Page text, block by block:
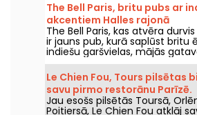
The Bell Paris, britu pubs ar
akcentiem Halles rajonā
The Bell Paris, kas atvēra
ir jauns pub, kurā saplūst britu
indiešu garšvielas, mājās
amatnieku alus, visu veido
Le Chien Fou, Tours pilsētas
savu pirmo restorānu Parīzē.
Jau esošs pilsētās Toursā,
Poitiersā, Le Chien Fou atklāj